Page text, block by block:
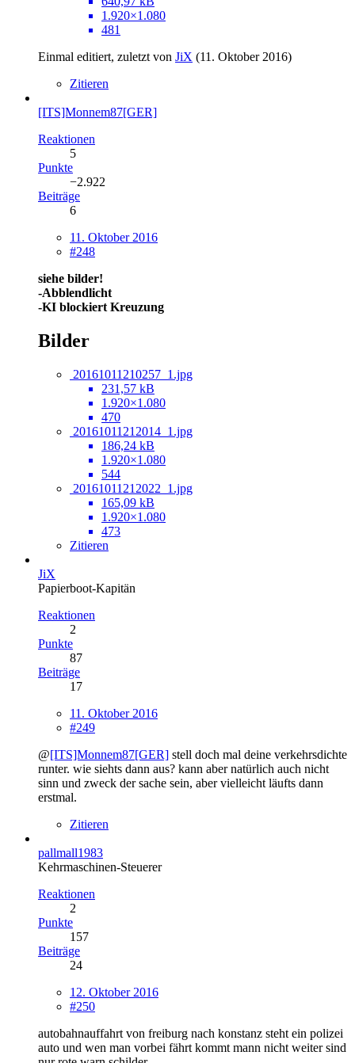
1.920×1.080
481
Einmal editiert, zuletzt von JiX (11. Oktober 2016)
Zitieren
[ITS]Monnem87[GER]
Reaktionen
5
Punkte
−2.922
Beiträge
6
11. Oktober 2016
#248
siehe bilder!
-Abblendlicht
-KI blockiert Kreuzung
Bilder
20161011210257_1.jpg
231,57 kB
1.920×1.080
470
20161011212014_1.jpg
186,24 kB
1.920×1.080
544
20161011212022_1.jpg
165,09 kB
1.920×1.080
473
Zitieren
JiX
Papierboot-Kapitän
Reaktionen
2
Punkte
87
Beiträge
17
11. Oktober 2016
#249
@[ITS]Monnem87[GER] stell doch mal deine verkehrsdichte
runter. wie siehts dann aus? kann aber natürlich auch nicht
sinn und zweck der sache sein, aber vielleicht läufts dann
erstmal.
Zitieren
pallmall1983
Kehrmaschinen-Steuerer
Reaktionen
2
Punkte
157
Beiträge
24
12. Oktober 2016
#250
autobahnauffahrt von freiburg nach konstanz steht ein polizei
auto und wen man vorbei fährt kommt mann nicht weiter sind